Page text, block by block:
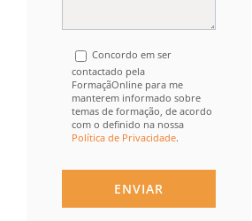
Concordo em ser
contactado pela
FormaçãOnline para me
manterem informado sobre
temas de formação, de acordo
com o definido na nossa
Política de Privacidade.